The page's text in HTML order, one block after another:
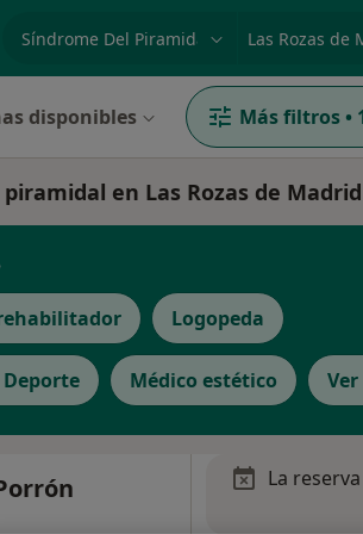
especialidad, enfermedad o nombre
disponibles Más filtros •
en Las Rozas de Madrid
Logopeda
Médico estético
La